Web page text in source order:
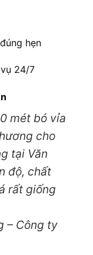
đúng hẹn
vụ 24/7
mét bó vỉa
cho
tại Văn
độ, chất
rất giống
– Công ty